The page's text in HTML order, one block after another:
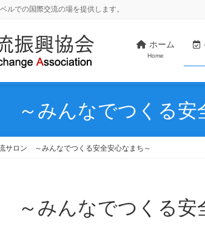
ルでの国際交流の場を提供します。
ホーム
Home
～みんなでつくる安
サロン ～みんなでつくる安全安心なまち～